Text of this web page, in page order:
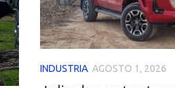
INDUSTRIA AGOSTO 1, 2026